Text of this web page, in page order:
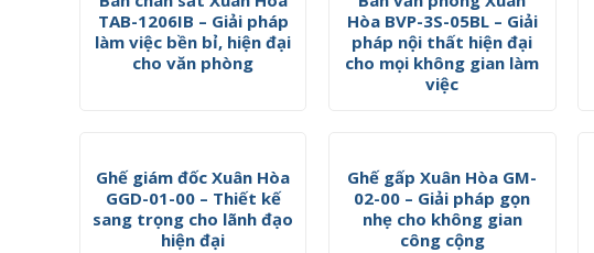
TAB-1206IB – Giải pháp
làm việc bền bỉ, hiện đại
cho văn phòng
Hòa BVP-3S-05BL – Giải
pháp nội thất hiện đại
cho mọi không gian làm
việc
Ghế giám đốc Xuân Hòa
GGD-01-00 – Thiết kế
sang trọng cho lãnh đạo
hiện đại
Ghế gấp Xuân Hòa GM-
02-00 – Giải pháp gọn
nhẹ cho không gian
công cộng